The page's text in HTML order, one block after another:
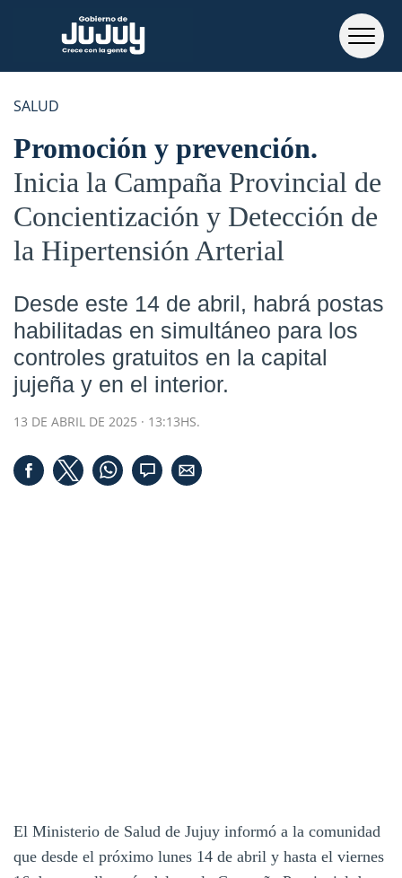
SALUD
Promoción y prevención
Inicia la Campaña Provincial de
Concientización y Detección de
la Hipertensión Arterial
Desde este 14 de abril, habrá postas
habilitadas en simultáneo para los
controles gratuitos en la capital
jujeña y en el interior.
13 DE ABRIL DE 2025 · 13:13HS.
El Ministerio de Salud de Jujuy informó a la comunidad
que desde el próximo lunes 14 de abril y hasta el viernes